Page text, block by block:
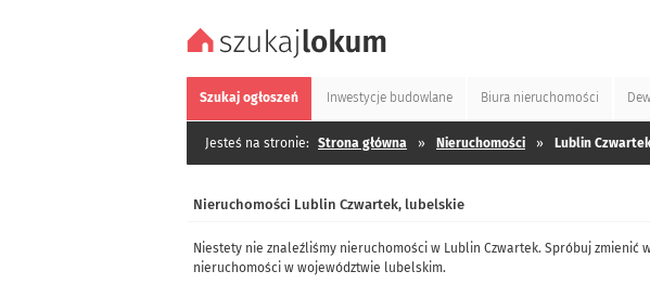
Szukaj ogłoszeń Inwestycje budowlane Biura nieruchomości
Jesteś na stronie: Strona główna » Nieruchomości » Lublin
Nieruchomości Lublin Czwartek, lubelskie
Niestety nie znaleźliśmy nieruchomości w Lublin Czwartek. Spróbuj zmienić
nieruchomości w województwie lubelskim.